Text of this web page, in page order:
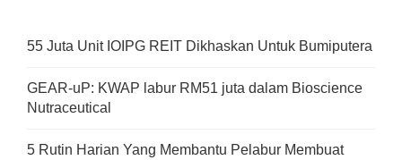
55 Juta Unit IOIPG REIT Dikhaskan Untuk Bumiputera
GEAR-uP: KWAP labur RM51 juta dalam Bioscience
Nutraceutical
5 Rutin Harian Yang Membantu Pelabur Membuat